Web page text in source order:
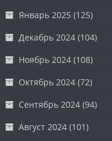
Январь 2025 (125)
Декабрь 2024 (104)
Ноябрь 2024 (108)
Октябрь 2024 (72)
Сентябрь 2024 (94)
Август 2024 (101)